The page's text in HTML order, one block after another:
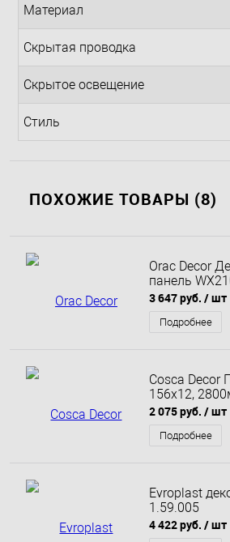
Материал
Скрытая проводка
Скрытое освещение
Стиль
ПОХОЖИЕ ТОВАРЫ (8)
Orac Decor
панель
3 647 руб. / шт
Подробнее
Cosca Decor
156х12,
2 075 руб. / шт
Подробнее
Evroplast
1.59.005
4 422 руб. / шт